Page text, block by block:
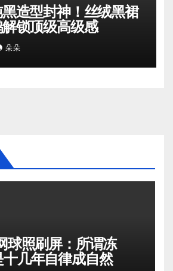
造型封神！丝绒黑裙
锁顶级高级感
朵朵
球照刷屏：所谓冻
几年自律成自然